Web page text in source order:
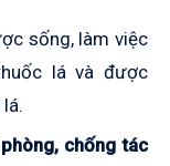
sống, làm việc
lá và được
chống tác